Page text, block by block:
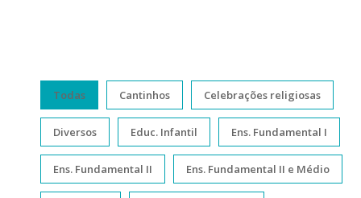
Todas Cantinhos Celebrações religiosas
Diversos Educ. Infantil Ens. Fundamental I
Ens. Fundamental II Ens. Fundamental II e Médio